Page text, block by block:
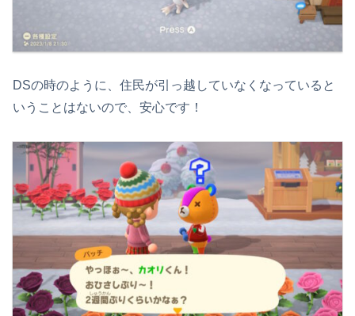
DSの時のように、住民が引っ越していなくなっていると
いうことはないので、安心です！